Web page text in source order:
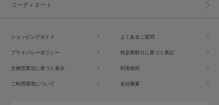
コーディネート
ショッピングガイド よくあるご質問
プライバシーポリシー 特定商取引に基づく表記
古物営業法に基づく表示 利用規約
ご利用環境について 会社概要